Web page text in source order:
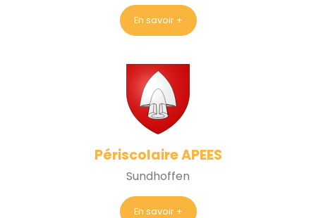
En savoir +
Périscolaire APEES
Sundhoffen
En savoir +